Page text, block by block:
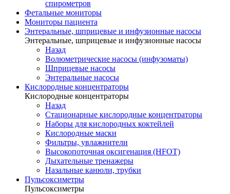
спирометров
Фетальные мониторы
Мониторы пациента
Энтеральные, шприцевые и инфузионные насосы
Энтеральные, шприцевые и инфузионные насосы
Назад
Волюметрические насосы (инфузоматы)
Шприцевые насосы
Энтеральные насосы
Кислородные концентраторы
Кислородные концентраторы
Назад
Стационарные кислородные концентраторы
Наборы для кислородных коктейлей
Кислородные маски
Фильтры, увлажнители
Высокопоточная оксигенация (HFOT)
Дыхательные тренажеры
Назальные канюли, трубки
Пульсоксиметры
Пульсоксиметры